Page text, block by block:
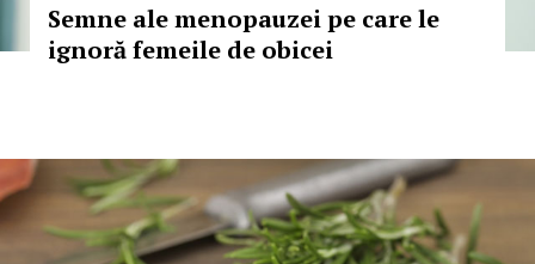
Semne ale menopauzei pe care le
ignoră femeile de obicei